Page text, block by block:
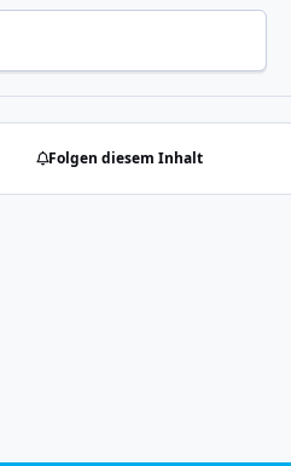
Folgen diesem Inhalt